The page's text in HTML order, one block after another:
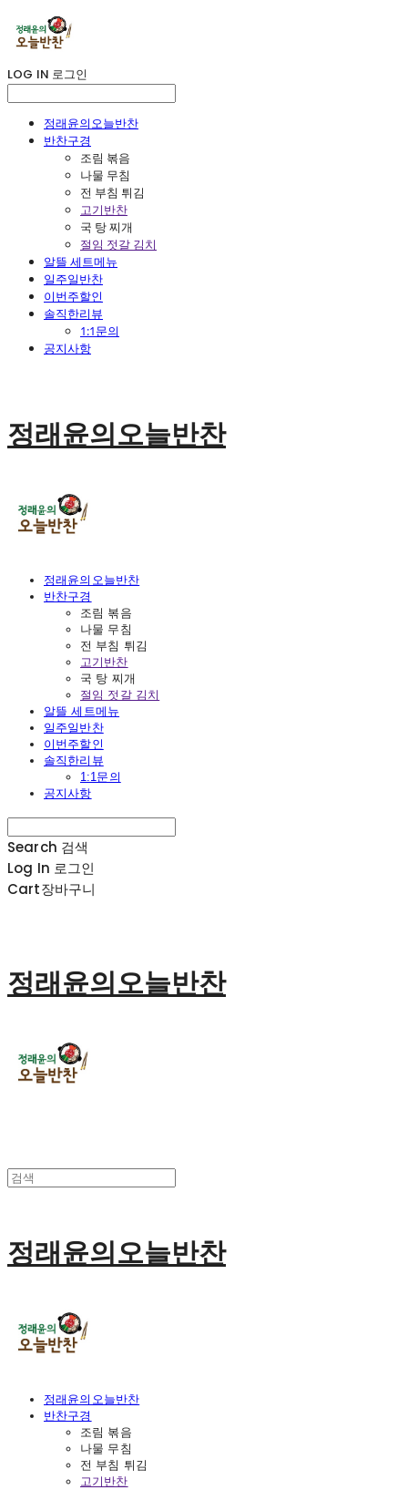
LOG IN 로그인
정래윤의오늘반찬
반찬구경
조림 볶음
나물 무침
전 부침 튀김
고기반찬
국 탕 찌개
절임 젓갈 김치
알뜰 세트메뉴
일주일반찬
이번주할인
솔직한리뷰
1:1문의
공지사항
정래윤의오늘반찬
정래윤의오늘반찬
반찬구경
조림 볶음
나물 무침
전 부침 튀김
고기반찬
국 탕 찌개
절임 젓갈 김치
알뜰 세트메뉴
일주일반찬
이번주할인
솔직한리뷰
1:1문의
공지사항
Search 검색
Log In 로그인
Cart장바구니
정래윤의오늘반찬
정래윤의오늘반찬
정래윤의오늘반찬
반찬구경
조림 볶음
나물 무침
전 부침 튀김
고기반찬